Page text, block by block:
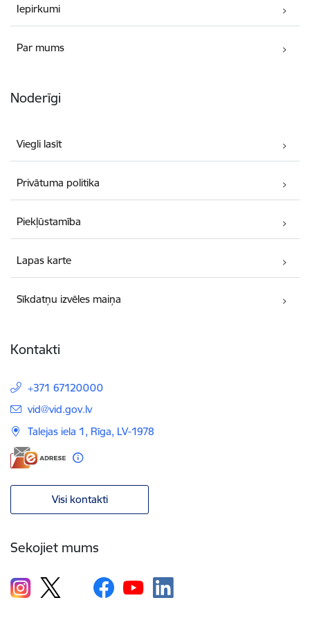
Iepirkumi
Par mums
Noderīgi
Viegli lasīt
Privātuma politika
Piekļūstamība
Lapas karte
Sīkdatņu izvēles maiņa
Kontakti
+371 67120000
E-pasts:
vid@vid.gov.lv
Talejas iela 1, Rīga, LV-1978
Visi kontakti
Sekojiet mums